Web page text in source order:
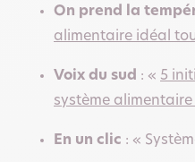
On prend la
alimentaire idéal
Voix du sud : « 5
système alimentaire
En un clic : «